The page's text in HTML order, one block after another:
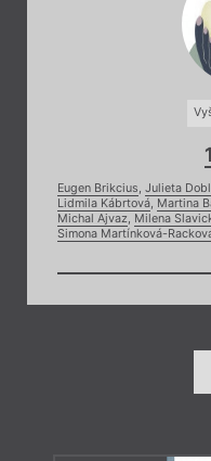
Eugen Brikcius, Julieta
Lidmila Kábrtová, Martina
Michal Ajvaz, Milena
Simona Martínková-